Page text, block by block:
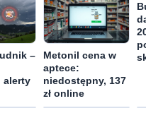
–
alerty
Metonil cena w
aptece:
niedostępny, 137
zł online